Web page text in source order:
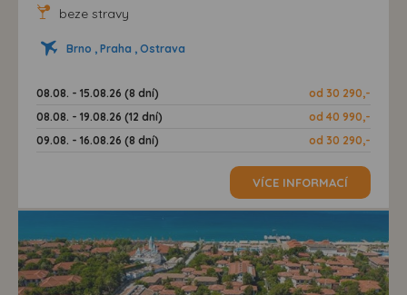
beze stravy
Brno , Praha , Ostrava
08.08. - 15.08.26 (8 dní)
od 30 290,-
08.08. - 19.08.26 (12 dní)
od 40 990,-
09.08. - 16.08.26 (8 dní)
od 30 290,-
VÍCE INFORMACÍ